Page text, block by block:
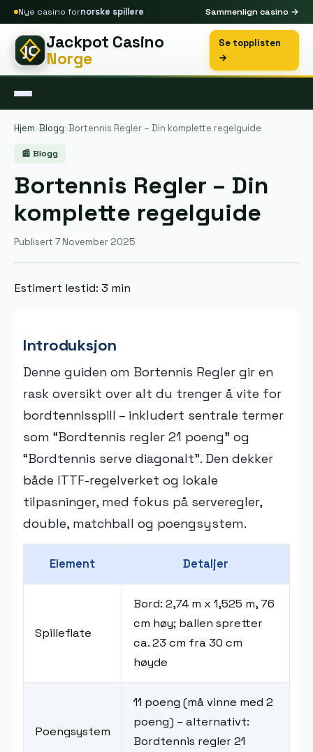
Nye casino fornorske spillere Sammenlign casino →
Jackpot Casino
Norge
Se topplisten
→
Hjem›Blogg›Bortennis Regler – Din komplette regelguide
📰 Blogg
Bortennis Regler – Din
komplette regelguide
Publisert 7 November 2025
Estimert lestid: 3 min
Introduksjon
Denne guiden om Bortennis Regler gir en
rask oversikt over alt du trenger å vite for
bordtennisspill – inkludert sentrale termer
som “Bordtennis regler 21 poeng” og
“Bordtennis serve diagonalt”. Den dekker
både ITTF-regelverket og lokale
tilpasninger, med fokus på serveregler,
double, matchball og poengsystem.
Element Detaljer
Spilleflate
Bord: 2,74 m x 1,525 m, 76
cm høy; ballen spretter
ca. 23 cm fra 30 cm
høyde
Poengsystem
11 poeng (må vinne med 2
poeng) – alternativt:
Bordtennis regler 21